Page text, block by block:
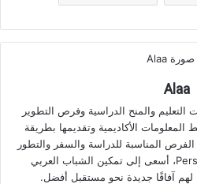
Alaa
والمنح الدراسية وفرص التطوير
الأكاديمية وتقديمها بطريقة
المناسبة للدراسة والسفر والتطور
المهني. من خلال منصة Persmind، أسعى إلى تمكين الشباب العربي
لهم آفاقًا جديدة نحو مستقبل أفضل.